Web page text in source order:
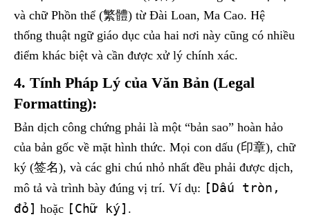
và chữ Phồn thể (繁體) từ Đài Loan, Ma Cao. Hệ
thống thuật ngữ giáo dục của hai nơi này cũng có nhiều
điểm khác biệt và cần được xử lý chính xác.
4. Tính Pháp Lý của Văn Bản (Legal
Formatting):
Bản dịch công chứng phải là một “bản sao” hoàn hảo
của bản gốc về mặt hình thức. Mọi con dấu (印章), chữ
ký (签名), và các ghi chú nhỏ nhất đều phải được dịch,
mô tả và trình bày đúng vị trí. Ví dụ: [Dấu tròn,
đỏ] hoặc [Chữ ký] .